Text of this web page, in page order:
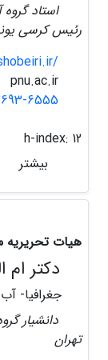
استاد
رئیس کرسی
pnu.ac.ir
6555
h-index: 12
بیشتر
هیات تحریریه
دکتر ام
جغرافیا-
دانشیار
تهران